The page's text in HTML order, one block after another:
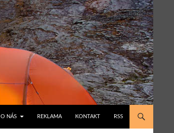
O NÁS REKLAMA KONTAKT RSS